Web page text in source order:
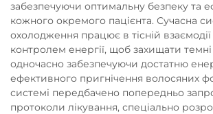
забезпечуючи оптимальну безпеку та
кожного окремого пацієнта. Сучасна
охолодження працює в тісній
контролем енергії, щоб захищати темні
одночасно забезпечуючи достатню
ефективного пригнічення волосяних
системі передбачено попередньо
протоколи лікування, спеціально